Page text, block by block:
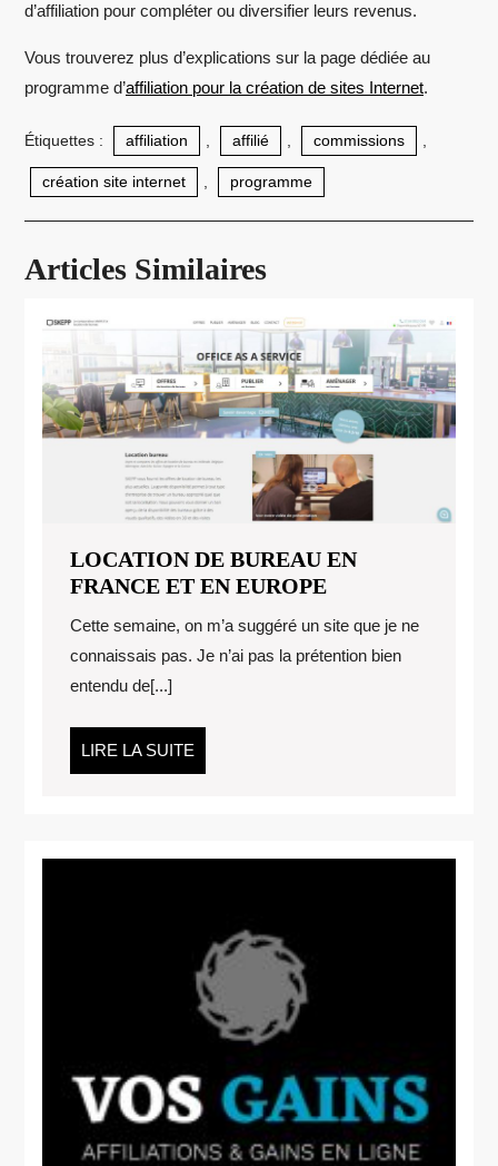
d’affiliation pour compléter ou diversifier leurs revenus.
Vous trouverez plus d’explications sur la page dédiée au
programme d’affiliation pour la création de sites Internet.
Étiquettes : affiliation affilié commissions
création site internet programme
Articles Similaires
LOCATION DE BUREAU EN
FRANCE ET EN EUROPELOCATION
BUREAU
EN
Cette semaine, on m’a suggéré un site que je ne
connaissais pas. Je n’ai pas la prétention bien
entendu de[...]
LIRE LA SUITE
LA